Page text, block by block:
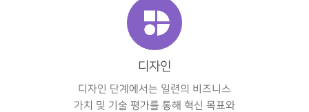
디자인
디자인 단계에서는 일련의 비즈니스
가치 및 기술 평가를 통해 혁신 목표와